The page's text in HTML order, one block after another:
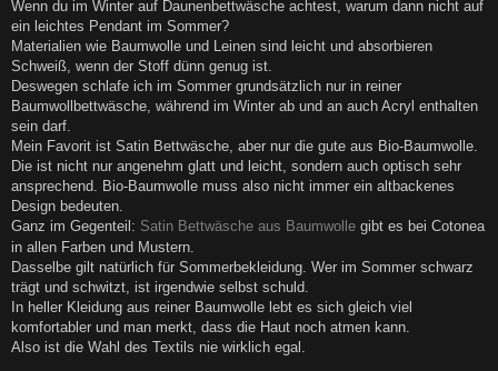
Wenn du im Winter auf Daunenbettwäsche achtest, warum dann nicht auf
ein leichtes Pendant im Sommer?
Materialien wie Baumwolle und Leinen sind leicht und absorbieren
Schweiß, wenn der Stoff dünn genug ist.
Deswegen schlafe ich im Sommer grundsätzlich nur in reiner
Baumwollbettwäsche, während im Winter ab und an auch Acryl enthalten
sein darf.
Mein Favorit ist Satin Bettwäsche, aber nur die gute aus Bio-Baumwolle.
Die ist nicht nur angenehm glatt und leicht, sondern auch optisch sehr
ansprechend. Bio-Baumwolle muss also nicht immer ein altbackenes
Design bedeuten.
Ganz im Gegenteil: Satin Bettwäsche aus Baumwolle gibt es bei Cotonea
in allen Farben und Mustern.
Dasselbe gilt natürlich für Sommerbekleidung. Wer im Sommer schwarz
trägt und schwitzt, ist irgendwie selbst schuld.
In heller Kleidung aus reiner Baumwolle lebt es sich gleich viel
komfortabler und man merkt, dass die Haut noch atmen kann.
Also ist die Wahl des Textils nie wirklich egal.